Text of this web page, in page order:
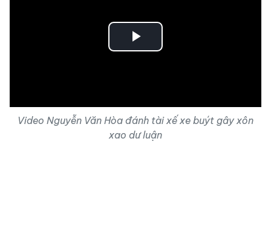
Play
Video Nguyễn Văn Hòa đánh tài xế xe buýt gây xôn
xao dư luận